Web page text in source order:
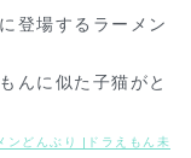
登場するラーメン
んに似た子猫がと
ンどんぶり |ドラえもん未